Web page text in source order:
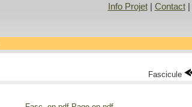
Info Projet| Contact|
Fascicule